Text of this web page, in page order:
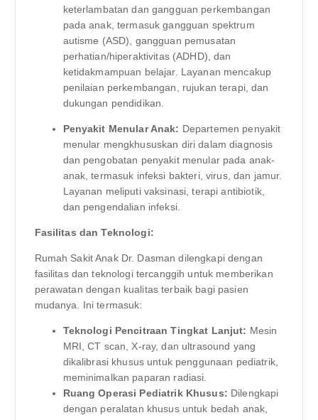
keterlambatan dan gangguan perkembangan
pada anak, termasuk gangguan spektrum
autisme (ASD), gangguan pemusatan
perhatian/hiperaktivitas (ADHD), dan
ketidakmampuan belajar. Layanan mencakup
penilaian perkembangan, rujukan terapi, dan
dukungan pendidikan.
Penyakit Menular Anak: Departemen penyakit
menular mengkhususkan diri dalam diagnosis
dan pengobatan penyakit menular pada anak-
anak, termasuk infeksi bakteri, virus, dan jamur.
Layanan meliputi vaksinasi, terapi antibiotik,
dan pengendalian infeksi.
Fasilitas dan Teknologi:
Rumah Sakit Anak Dr. Dasman dilengkapi dengan
fasilitas dan teknologi tercanggih untuk memberikan
perawatan dengan kualitas terbaik bagi pasien
mudanya. Ini termasuk:
Teknologi Pencitraan Tingkat Lanjut: Mesin
MRI, CT scan, X-ray, dan ultrasound yang
dikalibrasi khusus untuk penggunaan pediatrik,
meminimalkan paparan radiasi.
Ruang Operasi Pediatrik Khusus: Dilengkapi
dengan peralatan khusus untuk bedah anak,